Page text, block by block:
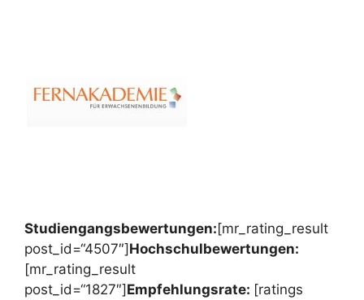
Studiengangsbewertungen:[mr_rating_result
post_id=“4507″]Hochschulbewertungen:
[mr_rating_result
post_id=“1827″]Empfehlungsrate: [ratings